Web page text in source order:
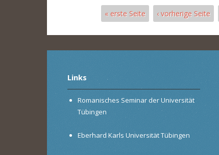
« erste Seite ‹ vorherige Seite
Links
Romanisches Seminar der Universität
Tübingen
Eberhard Karls Universität Tübingen